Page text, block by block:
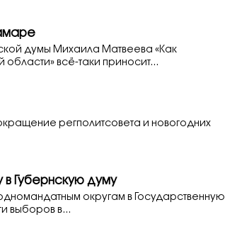
думы Михаила Матвеева «Как
всё-таки приносит...
регполитсовета и новогодних
в Губернскую думу
округам в Государственную
выборов в...